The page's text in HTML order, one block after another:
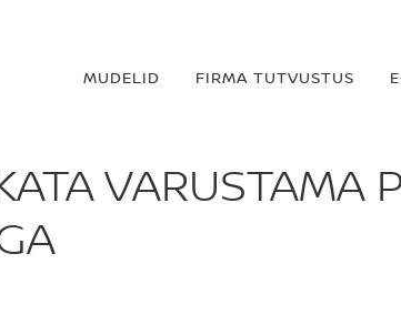
MUDELID FIRMA TUTVUSTUS
VARUSTAMA